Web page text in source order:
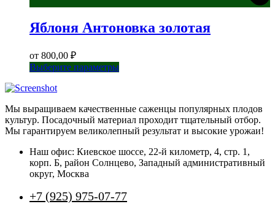
Яблоня Антоновка золотая
от 800,00 ₽
Выберите параметрыЭтот
вариаций.
Опции
можно
на
странице
Мы выращиваем качественные саженцы популярных плодов
культур. Посадочный материал проходит тщательный отбор.
Мы гарантируем великолепный результат и высокие урожаи!
Наш офис: Киевское шоссе, 22-й километр, 4, стр. 1,
корп. Б, район Солнцево, Западный административный
округ, Москва
+7 (925) 975-07-77